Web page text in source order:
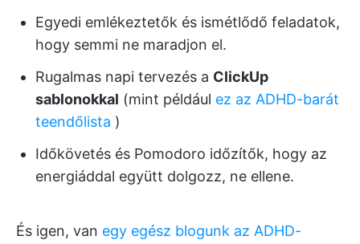
Egyedi emlékeztetők és ismétlődő feladatok,
hogy semmi ne maradjon el.
Rugalmas napi tervezés a ClickUp
sablonokkal (mint például ez az ADHD-barát
teendőlista )
Időkövetés és Pomodoro időzítők, hogy az
energiáddal együtt dolgozz, ne ellene.
És igen, van egy egész blogunk az ADHD-